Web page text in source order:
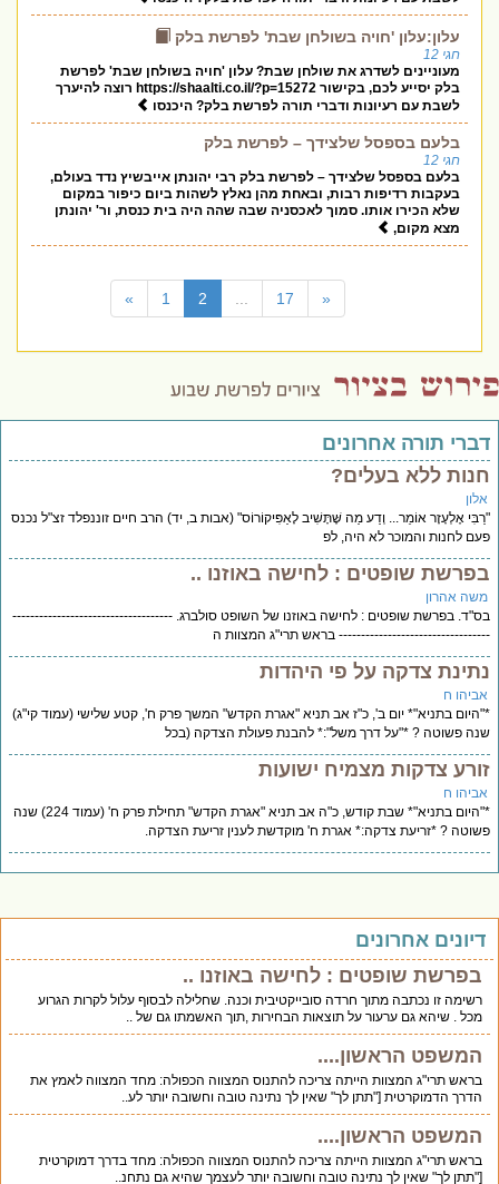
עלון:עלון 'חויה בשולחן שבת' לפרשת בלק
חגי 12
מעוניינים לשדרג את שולחן שבת? עלון 'חויה בשולחן שבת' לפרשת
בלק יסייע לכם, בקישור https://shaalti.co.il/?p=15272 רוצה להיערך
לשבת עם רעיונות ודברי תורה לפרשת בלק? היכנסו
בלעם בספסל שלצידך – לפרשת בלק
חגי 12
בלעם בספסל שלצידך – לפרשת בלק רבי יהונתן אייבשיץ נדד בעולם,
בעקבות רדיפות רבות, ובאחת מהן נאלץ לשהות ביום כיפור במקום
שלא הכירו אותו. סמוך לאכסניה שבה שהה היה בית כנסת, ור' יהונתן
מצא מקום,
» 1 2 17 «
דברי תורה אחרונים
חנות ללא בעלים?
אלון
"רַבִּי אֶלְעָזָר אוֹמֵר... וְדַע מַה שֶּׁתָּשִׁיב לָאַפִּיקוֹרוֹס" (אבות ב, יד) הרב חיים זוננפלד זצ"ל נכנס
פעם לחנות והמוכר לא היה, לפ
בפרשת שופטים : לחישה באוזנו ..
משה אהרון
בס"ד. בפרשת שופטים : לחישה באוזנו של השופט סולברג. ------------------------------------
---------------------------------- בראש תרי"ג המצוות ה
נתינת צדקה על פי היהדות
אביהו ח
*"היום בתניא"* יום ב', כ"ז אב תניא "אגרת הקדש" המשך פרק ח', קטע שלישי (עמוד קי"ג)
שנה פשוטה ? *"על דרך משל":* להבנת פעולת הצדקה (בכל
זורע צדקות מצמיח ישועות
אביהו ח
*"היום בתניא"* שבת קודש, כ"ה אב תניא "אגרת הקדש" תחילת פרק ח' (עמוד 224) שנה
פשוטה ? *זריעת צדקה:* אגרת ח' מוקדשת לענין זריעת הצדקה.
דיונים אחרונים
בפרשת שופטים : לחישה באוזנו ..
רשימה זו נכתבה מתוך חרדה סובייקטיבית וכנה. שחלילה לבסוף עלול לקרות הגרוע
מכל . שיהא גם ערעור על תוצאות הבחירות ,תוך האשמתו גם של ..
המשפט הראשון....
בראש תרי"ג המצוות הייתה צריכה להתנוס המצווה הכפולה: מחד המצווה לאמץ את
הדרך הדמוקרטית ["תתן לך" שאין לך נתינה טובה וחשובה יותר לע..
המשפט הראשון....
בראש תרי"ג המצוות הייתה צריכה להתנוס המצווה הכפולה: מחד בדרך דמוקרטית
["תתן לך" שאין לך נתינה טובה וחשובה יותר לעצמך שהיא גם נתחנ..